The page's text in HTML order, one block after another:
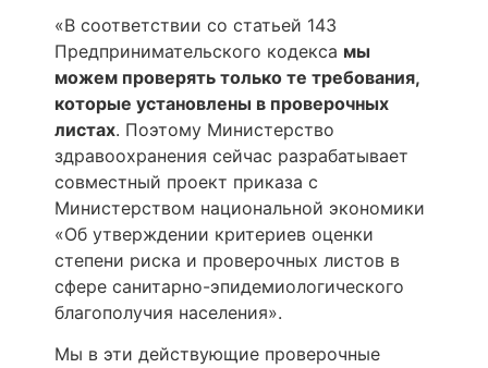
«В соответствии со статьей 143
Предпринимательского кодекса мы
можем проверять только те требования,
которые установлены в проверочных
листах. Поэтому Министерство
здравоохранения сейчас разрабатывает
совместный проект приказа с
Министерством национальной экономики
«Об утверждении критериев оценки
степени риска и проверочных листов в
сфере санитарно-эпидемиологического
благополучия населения».
Мы в эти действующие проверочные